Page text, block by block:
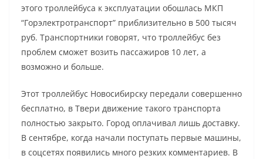
этого троллейбуса к эксплуатации обошлась МКП
“Горэлектротранспорт” приблизительно в 500 тысяч
руб. Транспортники говорят, что троллейбус без
проблем сможет возить пассажиров 10 лет, а
возможно и больше.
Этот троллейбус Новосибирску передали совершенно
бесплатно, в Твери движение такого транспорта
полностью закрыто. Город оплачивал лишь доставку.
В сентябре, когда начали поступать первые машины,
в соцсетях появились много резких комментариев. В